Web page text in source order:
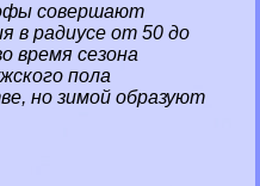
совершают
в радиусе от 50 до
время сезона
пола
но зимой образуют